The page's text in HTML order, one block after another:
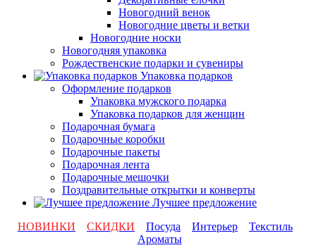
Новогодний венок
Новогодние цветы и ветки
Новогодние носки
Новогодняя упаковка
Рождественские подарки и сувениры
Упаковка подарков
Оформление подарков
Упаковка мужского подарка
Упаковка подарков для женщин
Подарочная бумага
Подарочные коробки
Подарочные пакеты
Подарочная лента
Подарочные мешочки
Поздравительные открытки и конверты
Лучшее предложение
НОВИНКИ
СКИДКИ Посуда Интерьер
Текстиль
Ароматы